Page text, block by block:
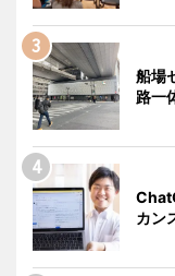
船場
路一
カン